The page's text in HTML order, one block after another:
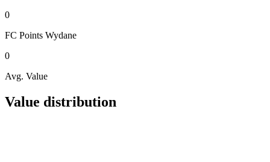
0
FC Points Wydane
0
Avg. Value
Value distribution